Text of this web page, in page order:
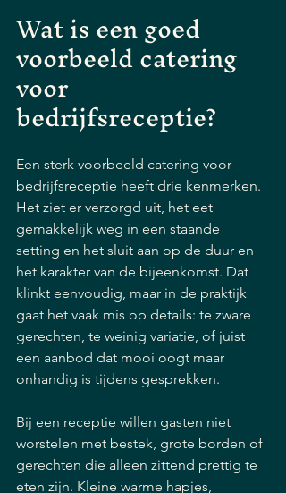
Wat is een goed
voorbeeld catering
voor
bedrijfsreceptie?
Een sterk voorbeeld catering voor
bedrijfsreceptie heeft drie kenmerken.
Het ziet er verzorgd uit, het eet
gemakkelijk weg in een staande
setting en het sluit aan op de duur en
het karakter van de bijeenkomst. Dat
klinkt eenvoudig, maar in de praktijk
gaat het vaak mis op details: te zware
gerechten, te weinig variatie, of juist
een aanbod dat mooi oogt maar
onhandig is tijdens gesprekken.
Bij een receptie willen gasten niet
worstelen met bestek, grote borden of
gerechten die alleen zittend prettig te
eten zijn. Kleine warme hapjes,